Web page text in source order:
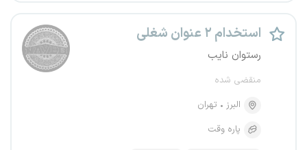
استخدام ۲ عنوان شغلی
رستوان نایب
منقضی شده
البرز
تهران
پاره وقت